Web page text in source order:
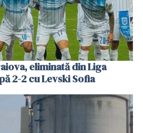
eliminată din Liga
2-2 cu Levski Sofia